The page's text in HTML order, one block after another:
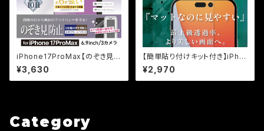
iPhone17ProMax【のぞき見防
止＆ブルーライトカット】3カ月保
証付き『ガラスフィルム鎧』全面フ
ルカバー（黒フチタイプ）＜貼り
¥3,630
【簡単貼り付けキット付き】iPho
ne15Pro用 超反射防止（AR+
AG） 超マット（反射防止+マッ
ト加工） 保証付きガラスフィル
¥2,970
Category